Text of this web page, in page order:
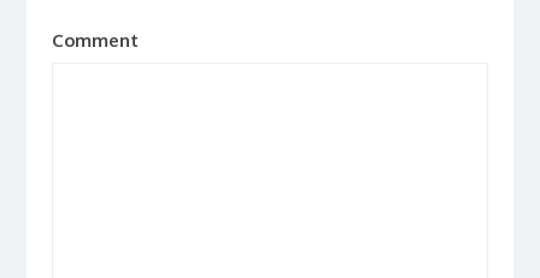
Comment